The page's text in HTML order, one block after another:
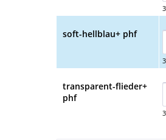
soft-hellblau+ phf
transparent-flieder+
phf